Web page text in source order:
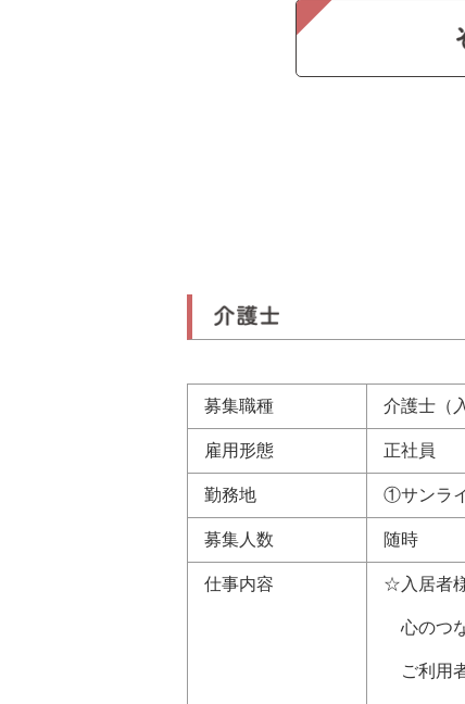
募集職種 介護士（
雇用形態 正社員
勤務地 ①サンラ
募集人数 随時
仕事内容 ☆入居者
心のつ
ご利用